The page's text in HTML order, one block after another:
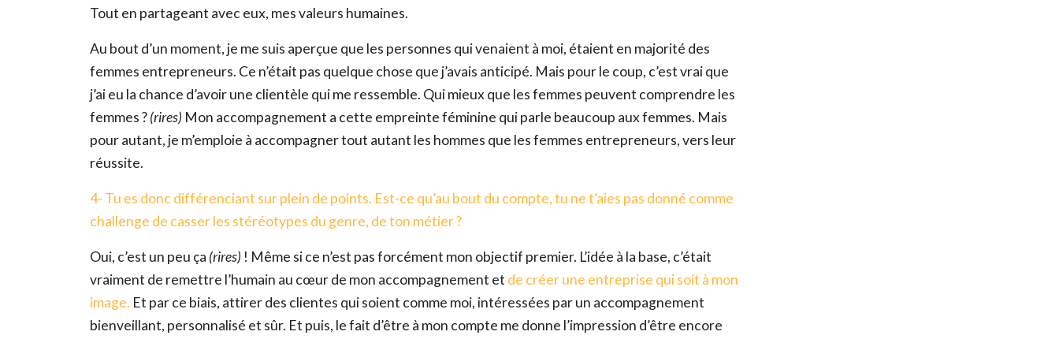
Email *
Tout en partageant avec eux, mes valeurs humaines.
Au bout d’un moment, je me suis aperçue que les personnes qui venaient à moi, étaient en majorité des
femmes entrepreneurs. Ce n’était pas quelque chose que j’avais anticipé. Mais pour le coup, c’est vrai que
j’ai eu la chance d’avoir une clientèle qui me ressemble. Qui mieux que les femmes peuvent comprendre les
femmes ?(rires) Mon accompagnement a cette empreinte féminine qui parle beaucoup aux femmes. Mais
pour autant, je m’emploie à accompagner tout autant les hommes que les femmes entrepreneurs, vers leur
réussite.
4- Tu es donc différenciant sur plein de points. Est-ce qu’au bout du compte, tu ne t’aies pas donné comme
challenge de casser les stéréotypes du genre, de ton métier ?
Oui, c’est un peu ça (rires) ! Même si ce n’est pas forcément mon objectif premier. L’idée à la base, c’était
vraiment de remettre l’humain au cœur de mon accompagnement et de créer une entreprise qui soit à mon
image. Et par ce biais, attirer des clientes qui soient comme moi, intéressées par un accompagnement
bienveillant, personnalisé et sûr. Et puis, le fait d’être à mon compte me donne l’impression d’être encore